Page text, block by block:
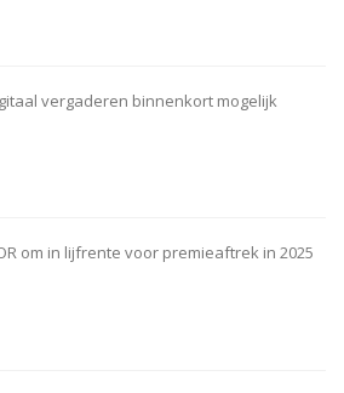
vergaderen binnenkort mogelijk
om in lijfrente voor premieaftrek in 2025